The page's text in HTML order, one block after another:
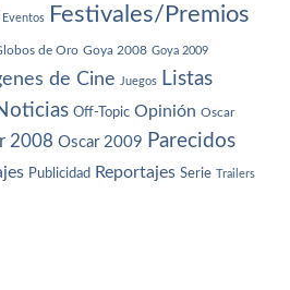
Eventos Festivales/Premios
de Oro Goya 2008 Goya 2009
de Cine Juegos Listas
Off-Topic Opinión Oscar
2008 Oscar 2009 Parecidos
Publicidad Reportajes Serie Trailers